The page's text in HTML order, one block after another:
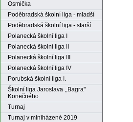
Osmička
Poděbradská školní liga - mladší
Poděbradská školní liga - starší
Polanecká školní liga I
Polanecká školní liga II
Polanecká školní liga III
Polanecká školní liga IV
Porubská školní liga I.
Školní liga Jaroslava ,,Bagra"
Konečného
Turnaj
Turnaj v miniházené 2019